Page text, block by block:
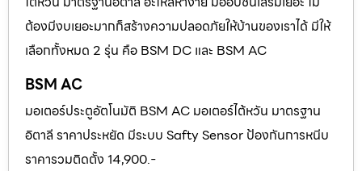
ต้องมีงบเยอะมากก็สร้างความปลอดภัยให้บ้านของเราได้ มีให้
เลือกทั้งหมด 2 รุ่น คือ BSM DC และ BSM AC
BSM AC
มอเตอร์ประตูอัตโนมัติ BSM AC มอเตอร์ไต้หวัน มาตรฐาน
อิตาลี ราคาประหยัด มีระบบ Safty Sensor ป้องกันการหนีบ
ราคารวมติดตั้ง 14,900.-